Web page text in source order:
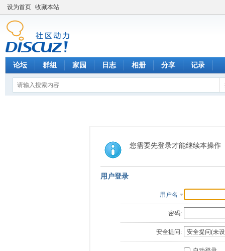
设为首页 收藏本站
论坛 群组 家园 日志 相册 分享 记录
您需要先登录才能继续本操作
用户登录
用户名
密码:
安全提问: